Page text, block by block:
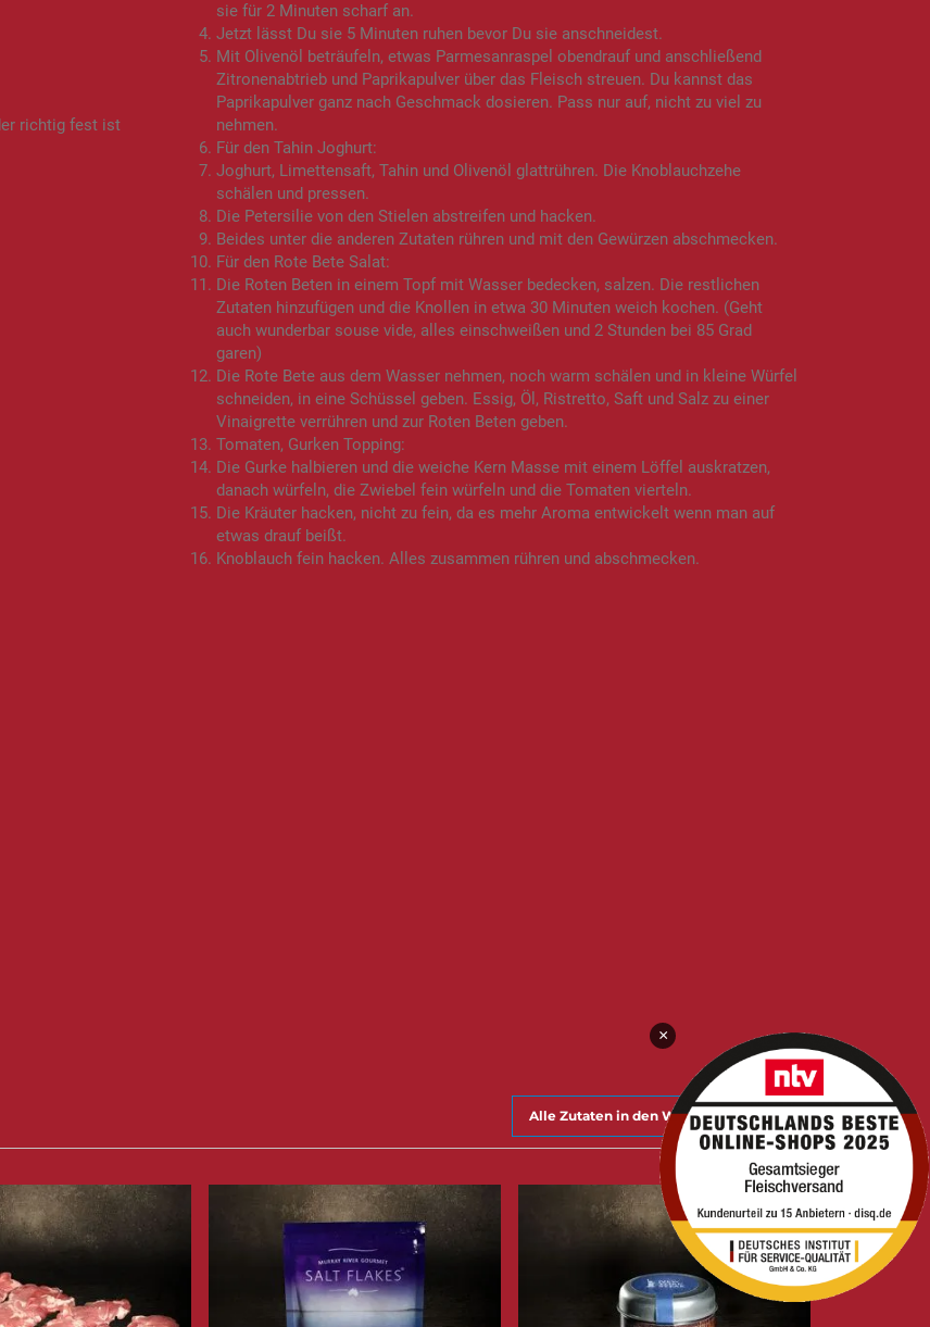
richtig fest ist
sie für 2 Minuten scharf an.
Jetzt lässt Du sie 5 Minuten ruhen bevor Du sie anschneidest.
Mit Olivenöl beträufeln, etwas Parmesanraspel obendrauf und anschließend
Zitronenabtrieb und Paprikapulver über das Fleisch streuen. Du kannst das
Paprikapulver ganz nach Geschmack dosieren. Pass nur auf, nicht zu viel zu
nehmen.
Für den Tahin Joghurt:
Joghurt, Limettensaft, Tahin und Olivenöl glattrühren. Die Knoblauchzehe
schälen und pressen.
Die Petersilie von den Stielen abstreifen und hacken.
Beides unter die anderen Zutaten rühren und mit den Gewürzen abschmecken.
Für den Rote Bete Salat:
Die Roten Beten in einem Topf mit Wasser bedecken, salzen. Die restlichen
Zutaten hinzufügen und die Knollen in etwa 30 Minuten weich kochen. (Geht
auch wunderbar souse vide, alles einschweißen und 2 Stunden bei 85 Grad
garen)
Die Rote Bete aus dem Wasser nehmen, noch warm schälen und in kleine Würfel
schneiden, in eine Schüssel geben. Essig, Öl, Ristretto, Saft und Salz zu einer
Vinaigrette verrühren und zur Roten Beten geben.
Tomaten, Gurken Topping:
Die Gurke halbieren und die weiche Kern Masse mit einem Löffel auskratzen,
danach würfeln, die Zwiebel fein würfeln und die Tomaten vierteln.
Die Kräuter hacken, nicht zu fein, da es mehr Aroma entwickelt wenn man auf
etwas drauf beißt.
Knoblauch fein hacken. Alles zusammen rühren und abschmecken.
Alle Zutaten in den Warenkorb legen
×